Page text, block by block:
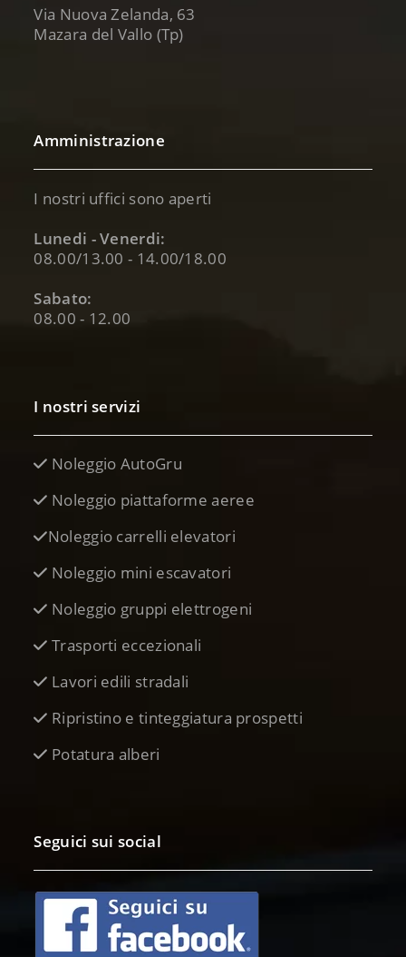
Via Nuova Zelanda, 63
Mazara del Vallo (Tp)
Amministrazione
I nostri uffici sono aperti
Lunedi - Venerdi:
08.00/13.00 - 14.00/18.00
Sabato:
08.00 - 12.00
I nostri servizi
Noleggio AutoGru
Noleggio piattaforme aeree
Noleggio carrelli elevatori
Noleggio mini escavatori
Noleggio gruppi elettrogeni
Trasporti eccezionali
Lavori edili stradali
Ripristino e tinteggiatura prospetti
Potatura alberi
Seguici sui social